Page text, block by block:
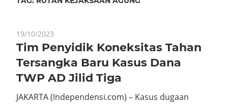
19/10/2023
Tim Penyidik Koneksitas Tahan
Tersangka Baru Kasus Dana
TWP AD Jilid Tiga
JAKARTA (Independensi.com) – Kasus dugaan